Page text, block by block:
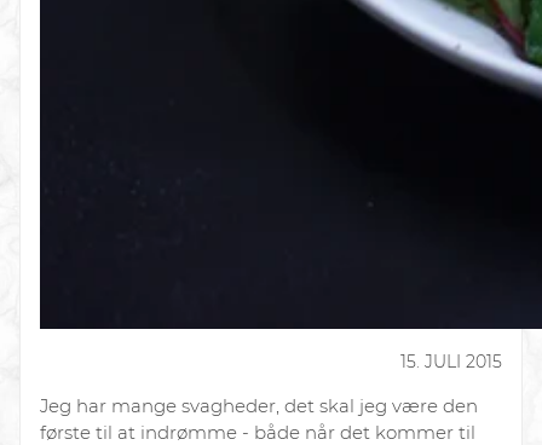
15. JULI 2015
Jeg har mange svagheder, det skal jeg være den
første til at indrømme - både når det kommer til